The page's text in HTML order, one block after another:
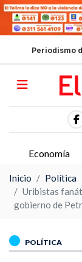
Periodismo
Economía
Inicio
Política
Uribistas
gobierno de
POLÍTICA